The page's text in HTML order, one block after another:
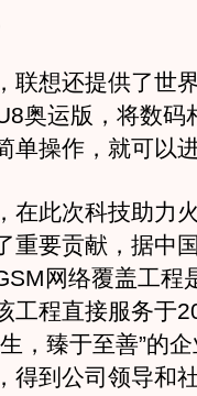
想还提供了世界
奥运版，将数
单操作，就可以
此次科技助力火
重要贡献，据中
网络覆盖工程
工程直接服务于
，臻于至善”的
得到公司领导和